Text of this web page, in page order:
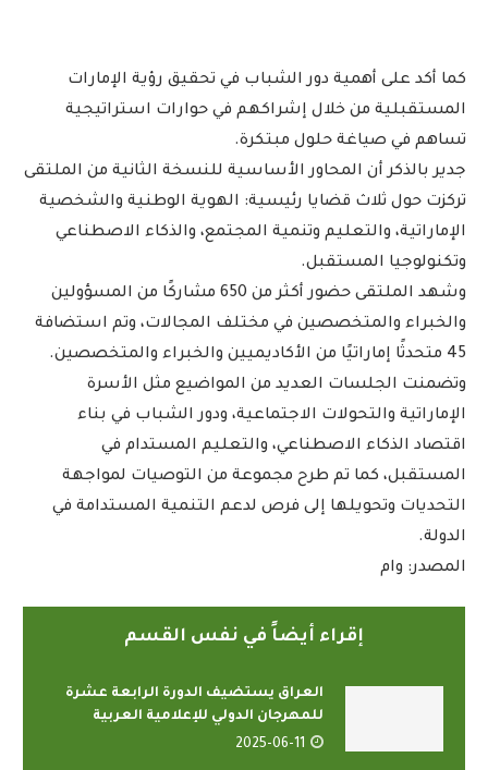
كما أكد على أهمية دور الشباب في تحقيق رؤية الإمارات
المستقبلية من خلال إشراكهم في حوارات استراتيجية
تساهم في صياغة حلول مبتكرة.
جدير بالذكر أن المحاور الأساسية للنسخة الثانية من الملتقى
تركزت حول ثلاث قضايا رئيسية: الهوية الوطنية والشخصية
الإماراتية، والتعليم وتنمية المجتمع، والذكاء الاصطناعي
وتكنولوجيا المستقبل.
وشهد الملتقى حضور أكثر من 650 مشاركًا من المسؤولين
والخبراء والمتخصصين في مختلف المجالات، وتم استضافة
45 متحدثًا إماراتيًا من الأكاديميين والخبراء والمتخصصين.
وتضمنت الجلسات العديد من المواضيع مثل الأسرة
الإماراتية والتحولات الاجتماعية، ودور الشباب في بناء
اقتصاد الذكاء الاصطناعي، والتعليم المستدام في
المستقبل، كما تم طرح مجموعة من التوصيات لمواجهة
التحديات وتحويلها إلى فرص لدعم التنمية المستدامة في
الدولة.
المصدر: وام
إقراء أيضاً في نفس القسم
العراق يستضيف الدورة الرابعة عشرة
للمهرجان الدولي للإعلامية العربية
2025-06-11